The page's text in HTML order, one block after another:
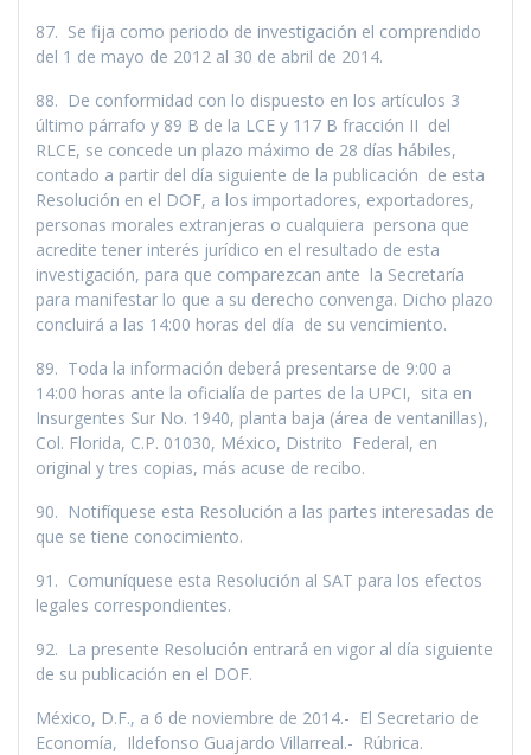
87. Se fija como periodo de investigación el comprendido
del 1 de mayo de 2012 al 30 de abril de 2014.
88. De conformidad con lo dispuesto en los artí­culos 3
último párrafo y 89 B de la LCE y 117 B fracción II del
RLCE, se concede un plazo máximo de 28 dí­as hábiles,
contado a partir del dí­a siguiente de la publicación de esta
Resolución en el DOF, a los importadores, exportadores,
personas morales extranjeras o cualquiera persona que
acredite tener interés jurí­dico en el resultado de esta
investigación, para que comparezcan ante la Secretarí­a
para manifestar lo que a su derecho convenga. Dicho plazo
concluirá a las 14:00 horas del dí­a de su vencimiento.
89. Toda la información deberá presentarse de 9:00 a
14:00 horas ante la oficialí­a de partes de la UPCI, sita en
Insurgentes Sur No. 1940, planta baja (área de ventanillas),
Col. Florida, C.P. 01030, México, Distrito Federal, en
original y tres copias, más acuse de recibo.
90. Notifí­quese esta Resolución a las partes interesadas de
que se tiene conocimiento.
91. Comuní­quese esta Resolución al SAT para los efectos
legales correspondientes.
92. La presente Resolución entrará en vigor al dí­a siguiente
de su publicación en el DOF.
México, D.F., a 6 de noviembre de 2014.- El Secretario de
Economí­a, Ildefonso Guajardo Villarreal.- Rúbrica.